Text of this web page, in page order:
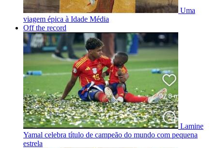
Uma
viagem épica à Idade Média
Off the record
Lamine
Yamal celebra título de campeão do mundo com pequena
estrela